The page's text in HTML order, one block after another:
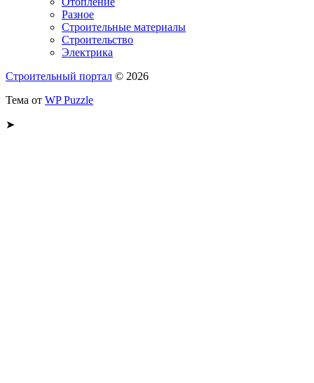
Разное
Строительные материалы
Строительство
Электрика
Строительный портал © 2026
Тема от WP Puzzle
➤